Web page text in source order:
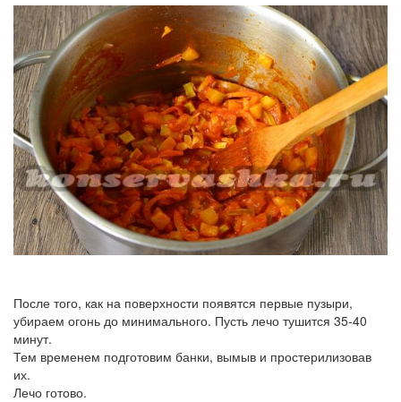
После того, как на поверхности появятся первые пузыри,
убираем огонь до минимального. Пусть лечо тушится 35-40
минут.
Тем временем подготовим банки, вымыв и простерилизовав
их.
Лечо готово.